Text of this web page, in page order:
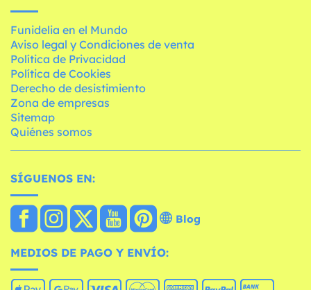
Funidelia en el Mundo
Aviso legal y Condiciones de venta
Política de Privacidad
Política de Cookies
Derecho de desistimiento
Zona de empresas
Sitemap
Quiénes somos
SÍGUENOS EN:
Blog
MEDIOS DE PAGO Y ENVÍO: